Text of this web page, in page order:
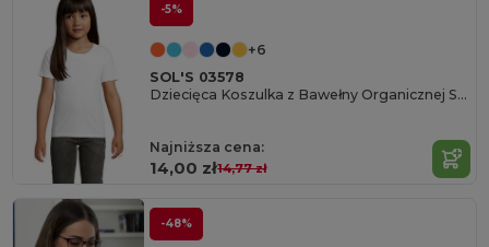
-5%
+6
SOL'S 03578
Dziecięca Koszulka z Bawełny Organicznej Sol's
Najniższa cena:
14,00 zł14,77 zł
-48%